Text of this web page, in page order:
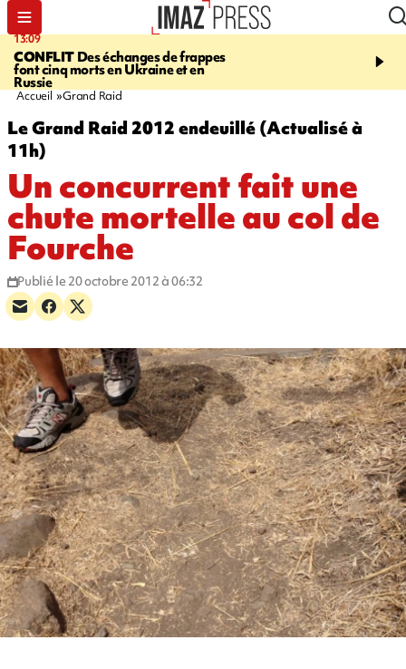
13:09
CONFLIT Des échanges de frappes
font cinq morts en Ukraine et en
Russie
17:14
Quatre
européennes pour les
Accueil Grand Raid
Le Grand Raid 2012 endeuillé (Actualisé à
11h)
Un concurrent fait une
chute mortelle au col de
Fourche
Publié le 20 octobre 2012 à 06:32